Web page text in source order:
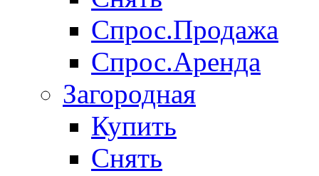
Спрос.Продажа
Спрос.Аренда
Загородная
Купить
Снять